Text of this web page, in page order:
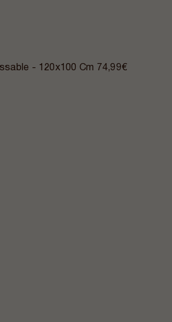
- 120x100 Cm 74,99€